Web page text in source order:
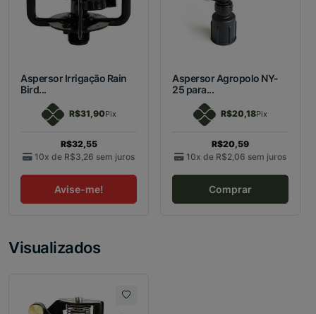
Aspersor Irrigação Rain
Bird...
R$31,90Pix
R$32,55
10x de R$3,26 sem juros
Avise-me!
Aspersor Agropolo NY-
25 para...
R$20,18Pix
R$20,59
10x de R$2,06 sem juros
Comprar
Visualizados